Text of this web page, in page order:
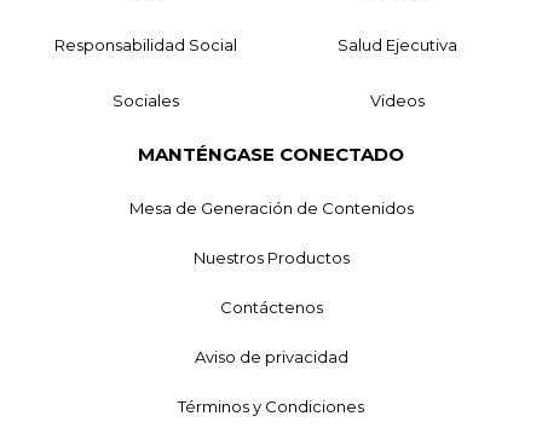
Responsabilidad Social Salud Ejecutiva
Sociales Videos
MANTÉNGASE CONECTADO
Mesa de Generación de Contenidos
Nuestros Productos
Contáctenos
Aviso de privacidad
Términos y Condiciones